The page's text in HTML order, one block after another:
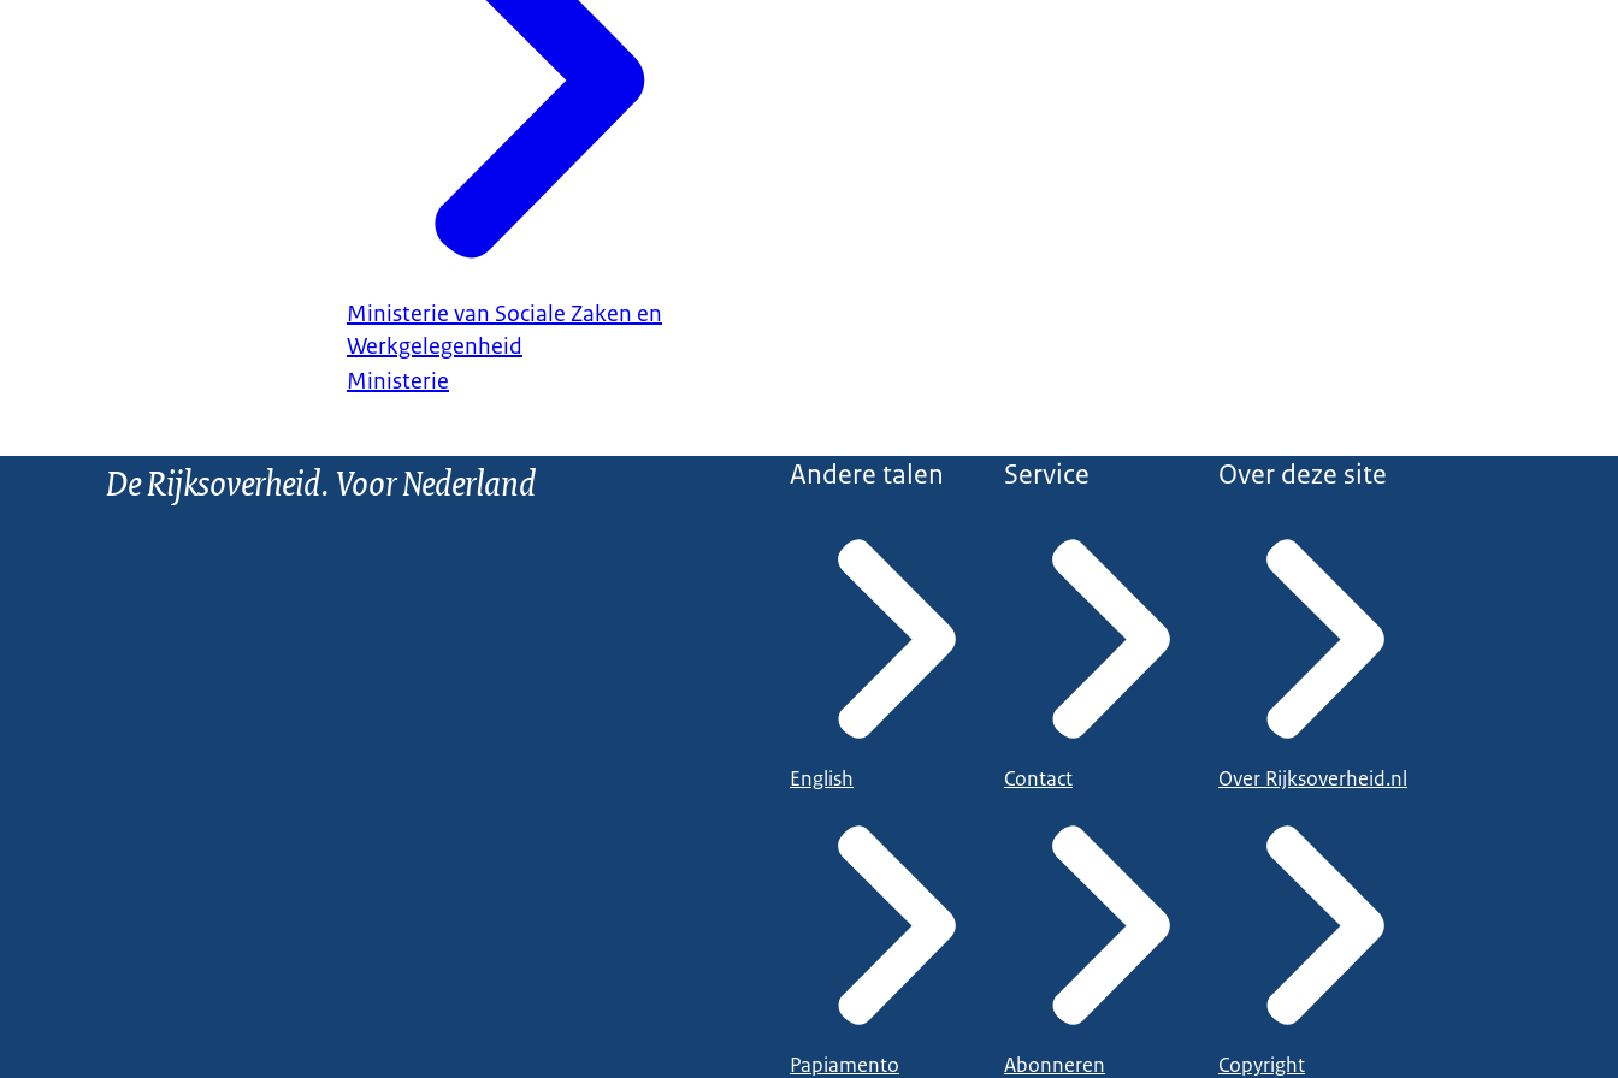
Ministerie van Sociale Zaken en
Werkgelegenheid
Ministerie
De Rijksoverheid. Voor Nederland Andere talen
English
Papiamento
Service
Contact
Abonneren
Over deze site
Over Rijksoverheid.nl
Copyright